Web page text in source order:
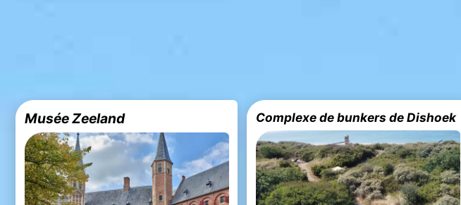
Musée Zeeland Complexe de bunkers de Dishoek